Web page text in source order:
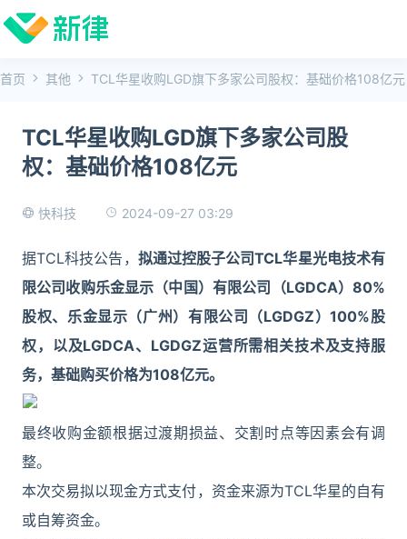
首页 其他 TCL华星收购LGD旗下多家公司股权：基础价格108亿元
TCL华星收购LGD旗下多家公司股
权：基础价格108亿元
快科技 2024-09-27 03:29
据TCL科技公告， 拟通过控股子公司TCL华星光电技术有
限公司收购乐金显示（中国）有限公司（LGDCA）80%
股权、乐金显示（广州）有限公司（LGDGZ）100%股
权，以及LGDCA、LGDGZ运营所需相关技术及支持服
务，基础购买价格为108亿元。
最终收购金额根据过渡期损益、交割时点等因素会有调
整。
本次交易拟以现金方式支付，资金来源为TCL华星的自有
或自筹资金。